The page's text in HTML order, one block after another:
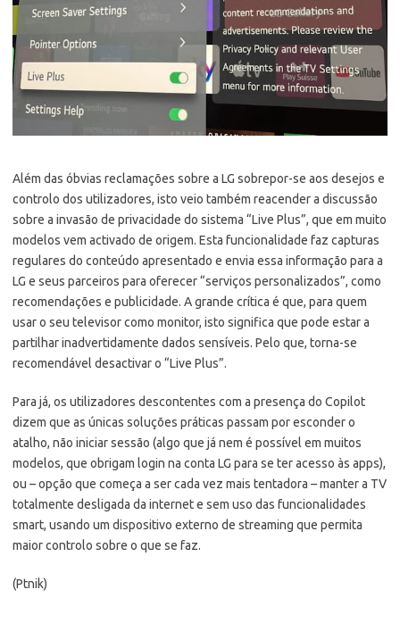
Além das óbvias reclamações sobre a LG sobrepor-se aos desejos e
controlo dos utilizadores, isto veio também reacender a discussão
sobre a invasão de privacidade do sistema “Live Plus”, que em muito
modelos vem activado de origem. Esta funcionalidade faz capturas
regulares do conteúdo apresentado e envia essa informação para a
LG e seus parceiros para oferecer “serviços personalizados”, como
recomendações e publicidade. A grande crítica é que, para quem
usar o seu televisor como monitor, isto significa que pode estar a
partilhar inadvertidamente dados sensíveis. Pelo que, torna-se
recomendável desactivar o “Live Plus”.
Para já, os utilizadores descontentes com a presença do Copilot
dizem que as únicas soluções práticas passam por esconder o
atalho, não iniciar sessão (algo que já nem é possível em muitos
modelos, que obrigam login na conta LG para se ter acesso às apps),
ou – opção que começa a ser cada vez mais tentadora – manter a TV
totalmente desligada da internet e sem uso das funcionalidades
smart, usando um dispositivo externo de streaming que permita
maior controlo sobre o que se faz.
(Ptnik)